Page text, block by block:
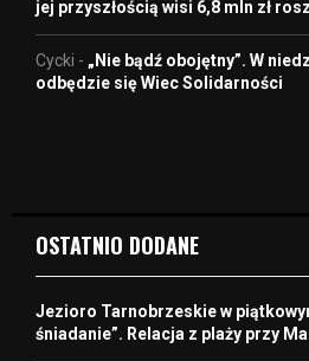
jej przyszłością wisi 6,8 mln zł
Cycki - „Nie bądź obojętny”. W
odbędzie się Wiec Solidarności
OSTATNIO DODANE
Jezioro Tarnobrzeskie w
śniadanie”. Relacja z plaży przy